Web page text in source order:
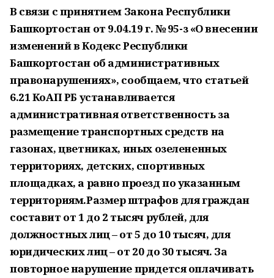
В связи с принятием Закона Республики
Башкортостан от 9.04.19 г. № 95-з «О внесении
изменений в Кодекс Республики
Башкортостан об административных
правонарушениях», сообщаем, что статьей
6.21 КоАП РБ устанавливается
административная ответственность за
размещение транспортных средств на
газонах, цветниках, иных озелененных
территориях, детских, спортивных
площадках, а равно проезд по указанным
территориям.Размер штрафов для граждан
составит от 1 до 2 тысяч рублей, для
должностных лиц – от 5 до 10 тысяч, для
юридических лиц – от 20 до 30 тысяч. За
повторное нарушение придется оплачивать